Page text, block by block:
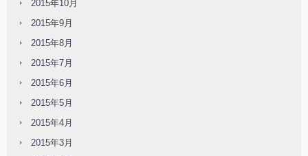
2015年10月
2015年9月
2015年8月
2015年7月
2015年6月
2015年5月
2015年4月
2015年3月